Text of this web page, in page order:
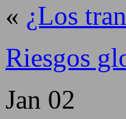
« ¿Los
Riesgos
Jan 02